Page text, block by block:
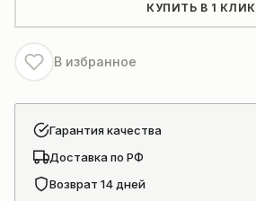
КУПИТЬ В 1 КЛИК
В избранное
Гарантия качества
Доставка по РФ
Возврат 14 дней